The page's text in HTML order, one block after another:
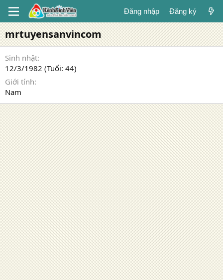
Đăng nhập Đăng ký
mrtuyensanvincom
Sinh nhật
12/3/1982 (Tuổi: 44)
Giới tính
Nam